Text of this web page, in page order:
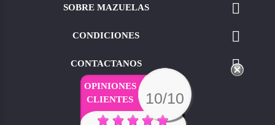
SOBRE MAZUELAS 
CONDICIONES 
CONTACTANOS 
OPINIONES
CLIENTES
10/10